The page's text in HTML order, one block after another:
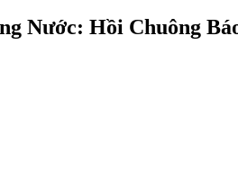
Nước: Hồi Chuông